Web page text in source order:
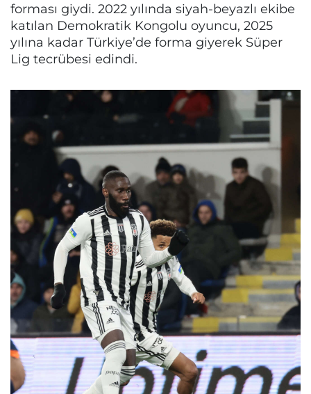
forması giydi. 2022 yılında siyah-beyazlı ekibe
katılan Demokratik Kongolu oyuncu, 2025
yılına kadar Türkiye’de forma giyerek Süper
Lig tecrübesi edindi.